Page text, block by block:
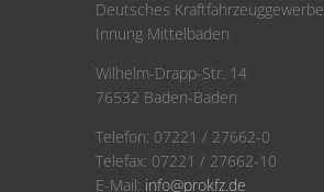
Deutsches Kraftfahrzeuggewerbe
Innung Mittelbaden
Wilhelm-Drapp-Str. 14
76532 Baden-Baden
Telefon: 07221 / 27662-0
Telefax: 07221 / 27662-10
E-Mail: info@prokfz.de